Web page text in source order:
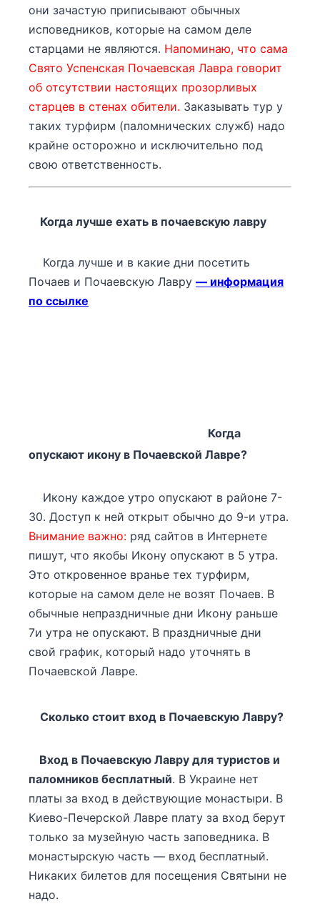
они зачастую приписывают обычных
исповедников, которые на самом деле
старцами не являются. Напоминаю, что сама
Свято Успенская Почаевская Лавра говорит
об отсутствии настоящих прозорливых
старцев в стенах обители. Заказывать тур у
таких турфирм (паломнических служб) надо
крайне осторожно и исключительно под
свою ответственность.
Когда лучше ехать в почаевскую лавру
Когда лучше и в какие дни посетить
Почаев и Почаевскую Лавру — информация
по ссылке
Когда
опускают икону в Почаевской Лавре?
Икону каждое утро опускают в районе 7-
30. Доступ к ней открыт обычно до 9-и утра.
Внимание важно: ряд сайтов в Интернете
пишут, что якобы Икону опускают в 5 утра.
Это откровенное вранье тех турфирм,
которые на самом деле не возят Почаев. В
обычные непраздничные дни Икону раньше
7и утра не опускают. В праздничные дни
свой график, который надо уточнять в
Почаевской Лавре.
Сколько стоит вход в Почаевскую Лавру?
Вход в Почаевскую Лавру для туристов и
паломников бесплатный. В Украине нет
платы за вход в действующие монастыри. В
Киево-Печерской Лавре плату за вход берут
только за музейную часть заповедника. В
монастырскую часть — вход бесплатный.
Никаких билетов для посещения Святыни не
надо.